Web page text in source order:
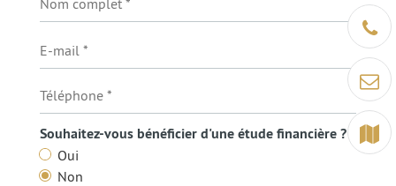
Être
Contact
Terrain
Souhaitez-vous bénéficier d'une étude financière ?
Oui
Non